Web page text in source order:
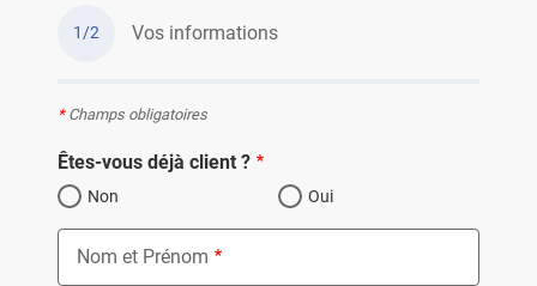
1/2 Vos informations
*Champs obligatoires
Êtes-vous déjà client ?
Non Oui
Nom et Prénom